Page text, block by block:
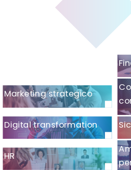
Marketing strategico
Digital transformation
HR